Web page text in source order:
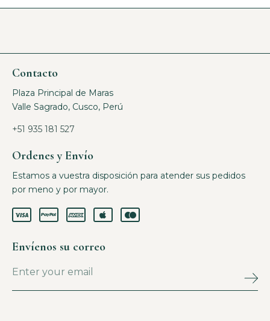
Contacto
Plaza Principal de Maras
Valle Sagrado, Cusco, Perú
+51 935 181 527
Ordenes y Envío
Estamos a vuestra disposición para atender sus pedidos
por meno y por mayor.
Envíenos su correo